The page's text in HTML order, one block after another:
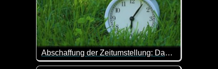
Abschaffung der Zeitumstellung: Das ist der aktuelle Stand